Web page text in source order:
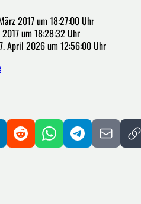
2017 um 18:27:00 Uhr
um 18:28:32 Uhr
April 2026 um 12:56:00 Uhr